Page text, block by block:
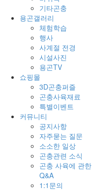
기타곤충
용곤갤러리
체험학습
행사
사계절 전경
시설사진
용곤TV
쇼핑몰
3D곤충퍼즐
곤충사육재료
특별이벤트
커뮤니티
공지사항
자주묻는 질문
소소한 일상
곤충관련 소식
곤충 사육에 관한
Q&A
1:1문의